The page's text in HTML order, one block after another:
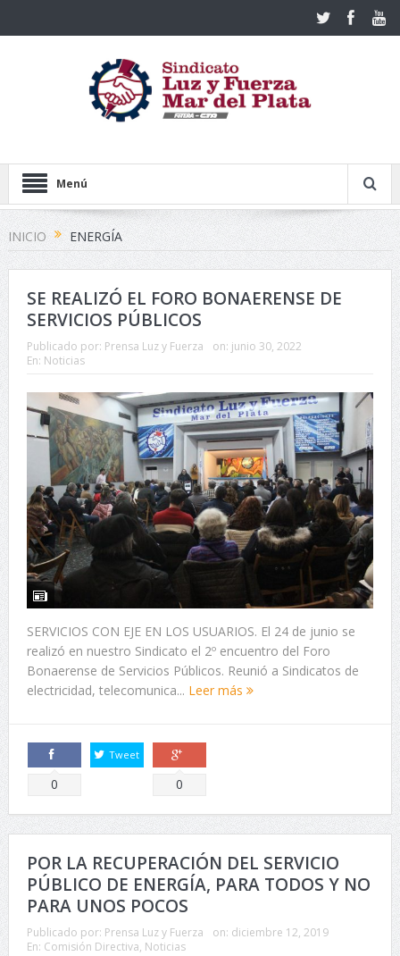
Menú
INICIO ENERGÍA
SE REALIZÓ EL FORO BONAERENSE DE
SERVICIOS PÚBLICOS
Publicado por: Prensa Luz y Fuerza on: junio 30, 2022
En: Noticias
SERVICIOS CON EJE EN LOS USUARIOS. El 24 de junio se
realizó en nuestro Sindicato el 2º encuentro del Foro
Bonaerense de Servicios Públicos. Reunió a Sindicatos de
electricidad, telecomunica... Leer más
Comparte
0
Tweet
Comparte
0
POR LA RECUPERACIÓN DEL SERVICIO
PÚBLICO DE ENERGÍA, PARA TODOS Y NO
PARA UNOS POCOS
Publicado por: Prensa Luz y Fuerza on: diciembre 12, 2019
En: Comisión Directiva, Noticias